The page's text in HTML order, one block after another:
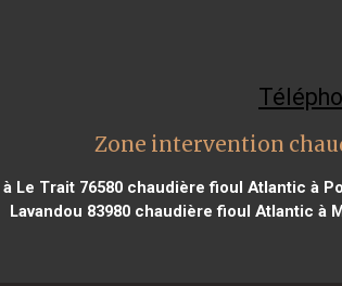
Zone intervention
Le Trait 76580chaudière fioul Atlantic à
Lavandou 83980 chaudière fioul Atlantic à